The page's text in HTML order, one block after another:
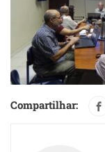
Compartilhar: